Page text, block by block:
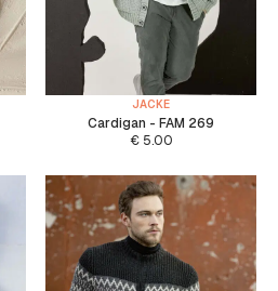
JACKE
Cardigan - FAM 269
€5.00